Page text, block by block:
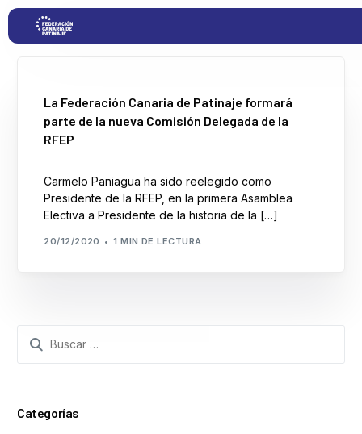
La Federación Canaria de Patinaje formará
parte de la nueva Comisión Delegada de la
RFEP
Carmelo Paniagua ha sido reelegido como
Presidente de la RFEP, en la primera Asamblea
Electiva a Presidente de la historia de la […]
20/12/2020 1 MIN DE LECTURA
Categorías
Proyectos
Competiciones
Clubs
Transparencia
Blog